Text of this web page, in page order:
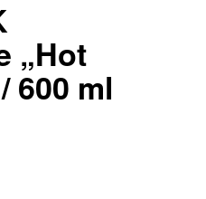
„Hot
600 ml